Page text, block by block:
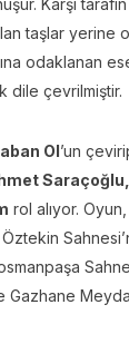
taşlar yerine
odaklanan
dile çevrilmiştir.
Ol’un
rol alıyor.
Gazhane